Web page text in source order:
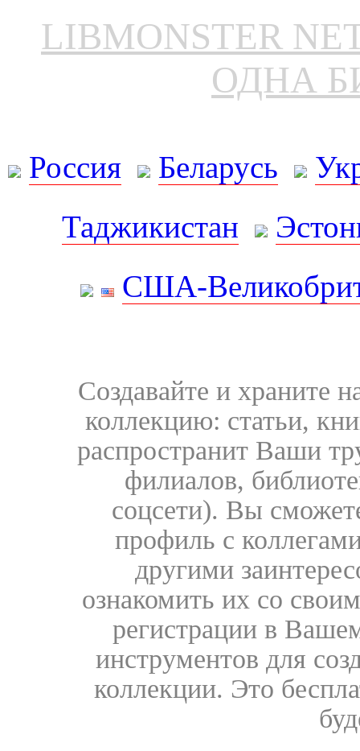
LIBMONSTER
ОДНА
Россия Беларусь
Таджикистан
США-
Создавайте и храните
коллекцию: статьи,
распространит Ваши
филиалов,
соцсети). Вы
профиль с
другими
ознакомить их со
регистрации в
инструментов для
коллекции. Это